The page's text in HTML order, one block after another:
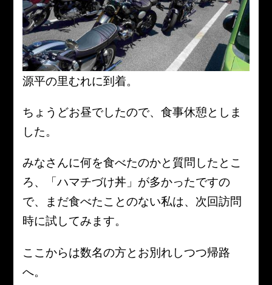
源平の里むれに到着。
ちょうどお昼でしたので、食事休憩としま
した。
みなさんに何を食べたのかと質問したとこ
ろ、「ハマチづけ丼」が多かったですの
で、まだ食べたことのない私は、次回訪問
時に試してみます。
ここからは数名の方とお別れしつつ帰路
へ。